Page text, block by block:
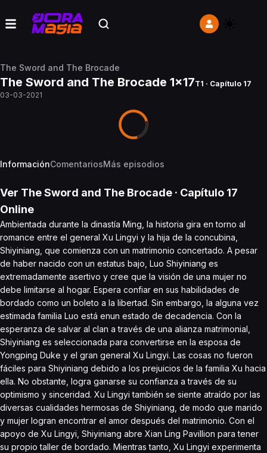
The Sword and The Brocade
The Sword and The Brocade 1x17T1 · Capítulo 17
03-03-2021
InformaciónComentariosMás episodios
Ver The Sword and The Brocade · Capítulo 17
Online
Ambientada durante la dinastía Ming, la historia gira en torno al
romance entre el general Xu Lingyi y la hija de la concubina,
Shiyiniang, que comienza con un matrimonio concertado. A pesar
de haber nacido con un estatus bajo, Luo Shiyiniang es
extremadamente asertivo y cree que la visión de una mujer no
debe limitarse al hogar. Espera confiar en sus habilidades de
bordado como un boleto a la libertad. Sin embargo, la alguna vez
estimada familia Luo está enun estado de decadencia. Con la
esperanza de salvar al clan a través de una alianza matrimonial,
Shiyiniang es seleccionada para convertirse en la esposa de
Yongping Duke y el gran general Xu Lingyi. Las cosas no fueron
fáciles para Shiyiniang debido a los prejuicios de la familia Xu hacia
ella. No obstante, logra ganarse su confianza a través de su
optimismo y sinceridad. Xu Lingyi también se siente atraído por las
diversas cualidades hermosas de Shiyiniang, de modo que marido
y mujer logran encontrar el amor después del matrimonio. Con el
apoyo de Xu Lingyi, Shiyiniang abre Xian Ling Pavillion para tener
su propio taller de bordado. Mientras tanto, Xu Lingyi experimenta